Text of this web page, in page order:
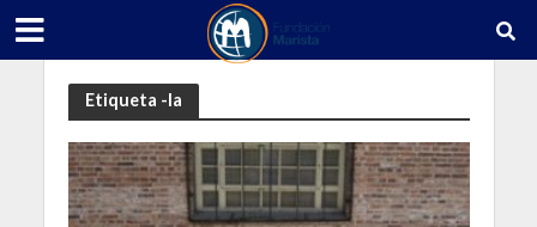
Etiqueta -la